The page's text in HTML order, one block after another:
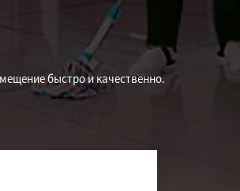
быстро и качественно.